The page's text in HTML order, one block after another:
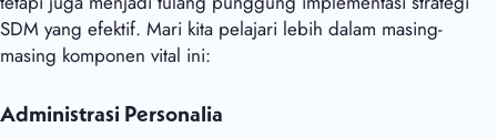
SDM yang efektif. Mari kita pelajari lebih dalam masing-
masing komponen vital ini:
Administrasi Personalia